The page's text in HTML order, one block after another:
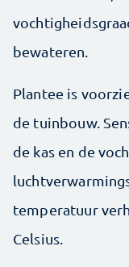
bewateren.
Plantee is
de tuinbouw.
de kas en de
temperatuur
Celsius.